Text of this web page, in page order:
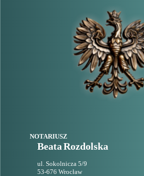
NOTARIUSZ
BeataRozdolska
ul. Sokolnicza 5/9
53-676 Wrocław